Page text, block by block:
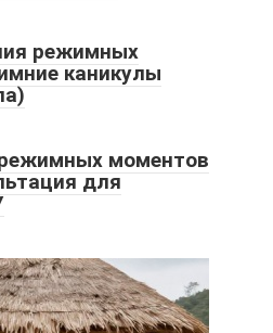
режимных
каникулы
моментов
для